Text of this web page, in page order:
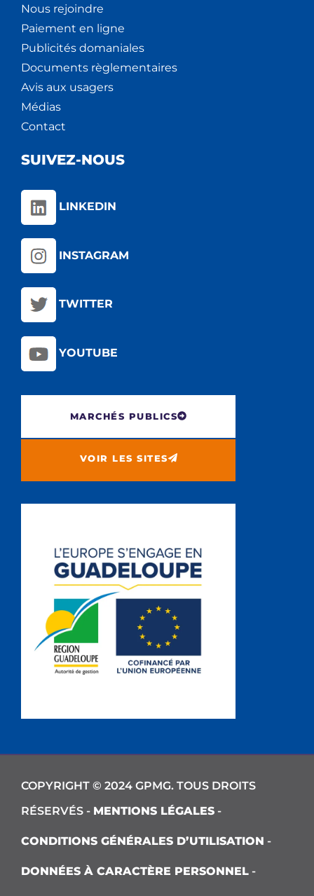
Nous rejoindre
Paiement en ligne
Publicités domaniales
Documents règlementaires
Avis aux usagers
Médias
Contact
SUIVEZ-NOUS
LINKEDIN
INSTAGRAM
TWITTER
YOUTUBE
MARCHÉS PUBLICS
VOIR LES SITES
COPYRIGHT © 2024 GPMG. TOUS DROITS
RÉSERVÉS - MENTIONS LÉGALES -
CONDITIONS GÉNÉRALES D’UTILISATION -
DONNÉES À CARACTÈRE PERSONNEL -